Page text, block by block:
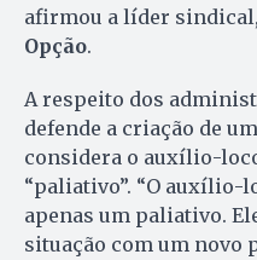
afirmou a líder
Opção.
A respeito dos
defende a criação de
considera o auxílio-
“paliativo”. “O auxílio-
apenas um paliativo.
situação com um novo